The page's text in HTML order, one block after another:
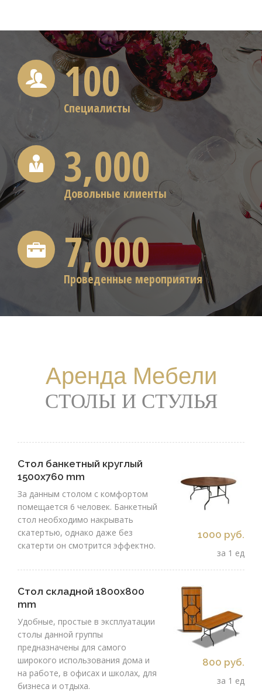
100
Специалисты
3,000
Довольные клиенты
7,000
Проведенные мероприятия
Аренда Мебели
СТОЛЫ И СТУЛЬЯ
Стол банкетный круглый
1500x760 mm
За данным столом с комфортом
помещается 6 человек. Банкетный
стол необходимо накрывать
скатертью, однако даже без
скатерти он смотрится эффектно.
1000 руб.
за 1 ед
Стол складной 1800х800
mm
Удобные, простые в эксплуатации
столы данной группы
предназначены для самого
широкого использования дома и
на работе, в офисах и школах, для
бизнеса и отдыха.
800 руб.
за 1 ед